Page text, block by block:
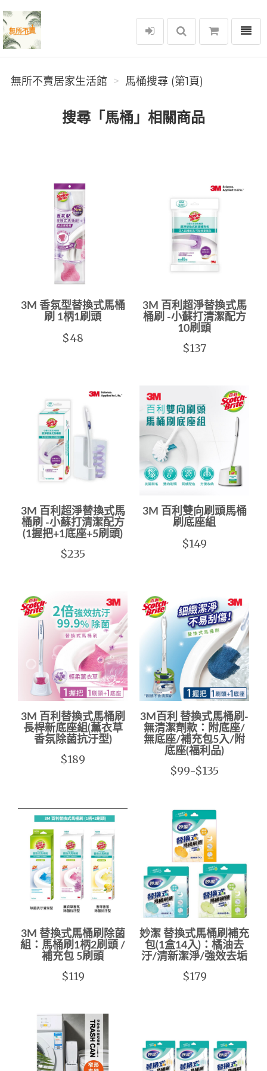
無所不賣居家生活館
選單
無所不賣居家生活館 馬桶搜尋 (第1頁)
搜尋「馬桶」相關商品
3M 香氛型替換式馬桶
刷 1柄1刷頭
$48
3M 百利超淨替換式馬
桶刷 -小蘇打清潔配方
10刷頭
$137
3M 百利超淨替換式馬
桶刷 -小蘇打清潔配方
(1握把+1底座+5刷頭)
$235
3M 百利雙向刷頭馬桶
刷底座組
$149
3M 百利替換式馬桶刷
長桿新底座組(薰衣草
香氛除菌抗汙型)
$189
3M百利 替換式馬桶刷-
無清潔劑款：附底座/
無底座/補充包5入/附
底座(福利品)
$99-$135
3M 替換式馬桶刷除菌
組：馬桶刷1柄2刷頭 /
補充包 5刷頭
$119
妙潔 替換式馬桶刷補充
包(1盒14入)：橘油去
汙/清新潔淨/強效去垢
$179